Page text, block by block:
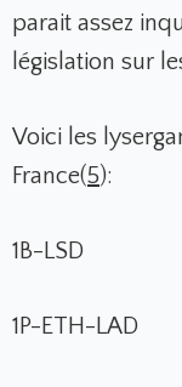
parait assez
législation sur
Voici les
France(5):
1B-LSD
1P-ETH-LAD